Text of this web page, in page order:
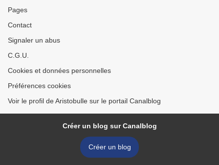
Pages
Contact
Signaler un abus
C.G.U.
Cookies et données personnelles
Préférences cookies
Voir le profil de Aristobulle sur le portail Canalblog
Créer un blog sur Canalblog
Créer un blog